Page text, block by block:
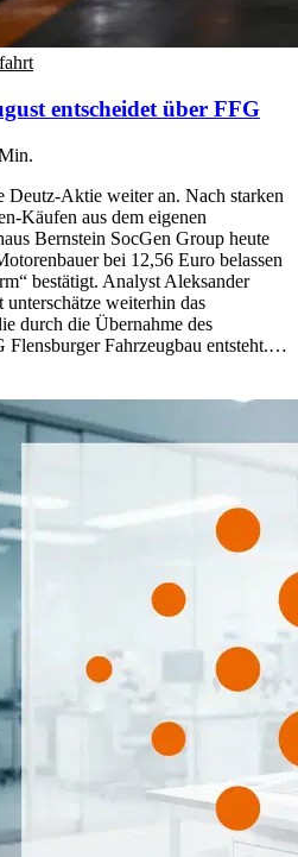
entscheidet über FFG
Deutz-Aktie weiter an. Nach starken
Käufen aus dem eigenen
Bernstein SocGen Group heute
bei 12,56 Euro belassen
bestätigt. Analyst Aleksander
weiterhin das
durch die Übernahme des
Flensburger Fahrzeugbau entsteht.…